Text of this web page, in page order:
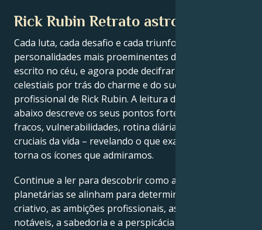
Rick Rubin Retrato astrológico
Cada luta, cada desafio e cada triunfo das
personalidades mais proeminentes do mundo está
escrito no céu, e agora pode decifrar as forças
celestiais por trás do charme e do sucesso
profissional de Rick Rubin. A leitura do mapa natal
abaixo descreve os seus pontos fortes, pontos
fracos, vulnerabilidades, rotina diária e momentos
cruciais da vida – revelando o que exatamente os
torna os ícones que admiramos.
Continue a ler para descobrir como as forças
planetárias se alinham para determinar o génio
criativo, as ambições profissionais, as conquistas
notáveis, a sabedoria e a perspicácia de Rick Rubin.